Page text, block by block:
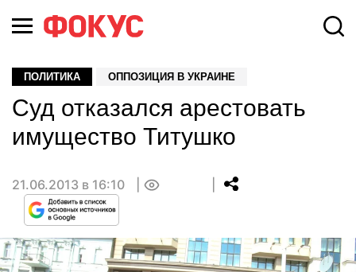
ПОЛИТИКА ОППОЗИЦИЯ В УКРАИНЕ
Суд отказался арестовать
имущество Титушко
21.06.2013 в 16:10